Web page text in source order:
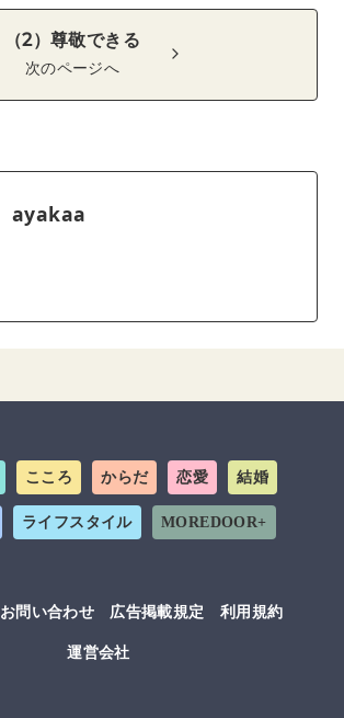
（2）尊敬できる
次のページへ
ayakaa
こころ からだ 恋愛 結婚
ライフスタイル MOREDOOR+
お問い合わせ 広告掲載規定
利用規約
運営会社